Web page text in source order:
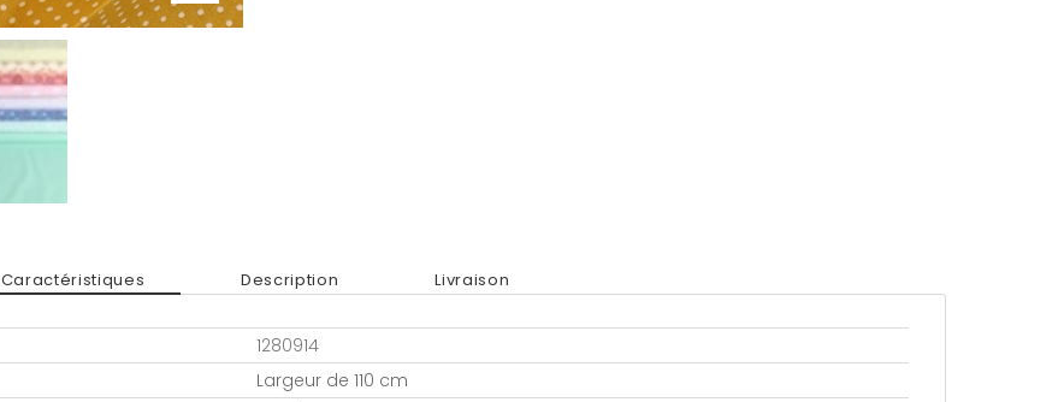
Caractéristiques Description Livraison
1280914
Largeur de 110 cm